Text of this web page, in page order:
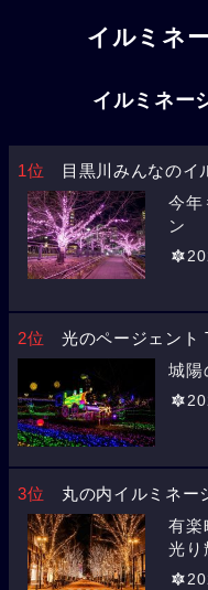
イルミネ
イルミネー
1位 目黒川みんなのイ
今年
ン
2位 光のページェント
城陽
3位 丸の内イルミネー
有楽
光り